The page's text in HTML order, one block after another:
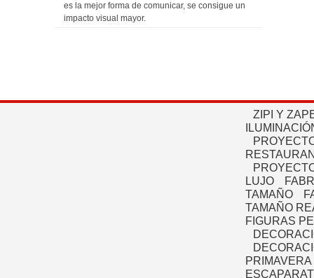
es la mejor forma de comunicar, se consigue un
impacto visual mayor.
ZIPI Y
LUJO
TAMAÑO
TAMAÑO
FIGURAS
PRIMAVERA